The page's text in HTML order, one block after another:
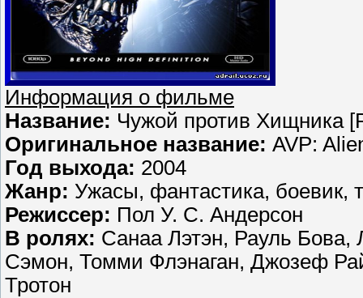
Информация о фильме
Название: Чужой против Хищника
Оригинальное название: AVP:
Год выхода: 2004
Жанр: Ужасы, фантастика, боевик,
Режисcер: Пол У. С. Андерсон
В ролях: Санаа Лэтэн, Рауль
Сэмон, Томми Флэнаган, Джозеф
Тротон